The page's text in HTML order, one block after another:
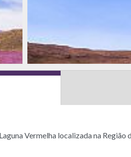
Vermelha localizada na Região